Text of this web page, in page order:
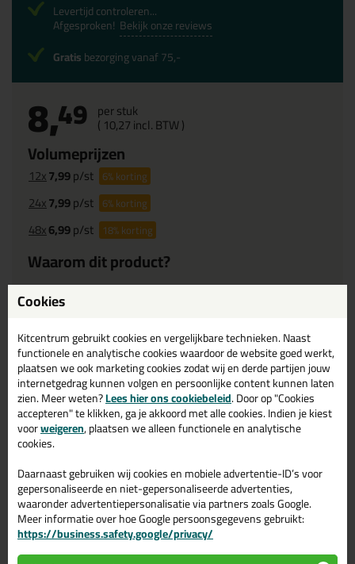
8,49 per stuk
( 10,27incl. BTW )
Volumeprijzen
12x7,99p/st 6%korting
24x7,99p/st 6%korting
48x6,99p/st 18%korting
Waarom dit product?
Levertijd controleren...
Afgesproken! Bekijk onze reviews
Gratisbezorging vanaf 75,-
Waarom dit product?
Koudherstelling van lekken, scheuren en blazen.
Met rubber voor durende flexibiliteit.
Met bitumen voor perfecte afdichting.
Met vezels voor blijvende sterkte
Omschrijving
Tec7 WP7-301 Roofing Waterdicht
310ml
De Tec7 WP7-301 Roofing Waterdicht is een gebruiksklare
bitumenpasta voor het herstellen van daken. Het product heeft
Cookies
Kitcentrum gebruikt cookies en vergelijkbare technieken. Naast
functionele en analytische cookies waardoor de website goed werkt,
plaatsen we ook marketing cookies zodat wij en derde partijen jouw
internetgedrag kunnen volgen en persoonlijke content kunnen laten
zien. Meer weten?Lees hier ons cookiebeleid. Door op "Cookies
accepteren" te klikken, ga je akkoord met alle cookies. Indien je kiest
voorweigeren, plaatsen we alleen functionele en analytische
cookies.
Daarnaast gebruiken wij cookies en mobiele advertentie-ID’s voor
gepersonaliseerde en niet-gepersonaliseerde advertenties,
waaronder advertentiepersonalisatie via partners zoals Google.
Meer informatie over hoe Google persoonsgegevens gebruikt:
https://business.safety.google/privacy/